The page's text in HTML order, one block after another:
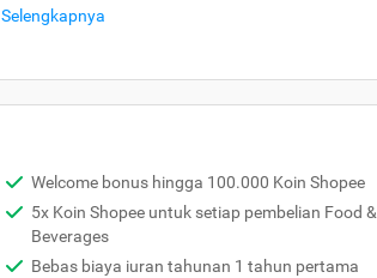
Selengkapnya
Welcome bonus hingga 100.000 Koin Shopee
5x Koin Shopee untuk setiap pembelian Food &
Beverages
Bebas biaya iuran tahunan 1 tahun pertama